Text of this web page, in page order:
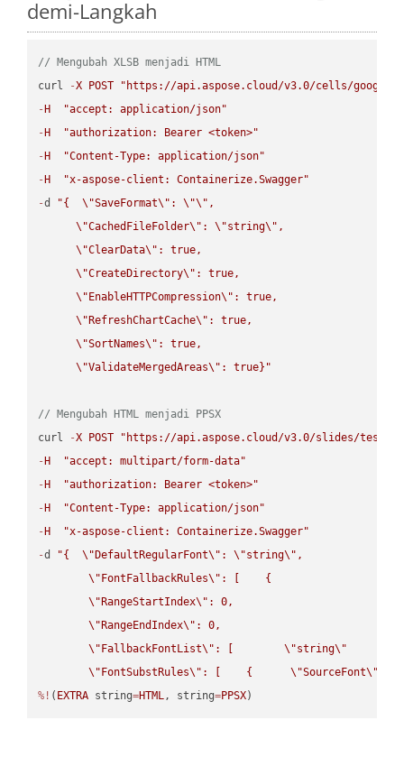
demi-Langkah
// Mengubah XLSB menjadi HTML
curl
-X POST
"https://api.aspose.cloud/v3.0/cells/
- H
"accept: application/json"
- H
"authorization: Bearer <token>"
- H
"Content-Type: application/json"
- H
"x-aspose-client: Containerize.Swagger"
-d "{ \"SaveFormat\" : \"\" ,
\"CachedFileFolder\" : \"string\" ,
\"ClearData\" : true,
\"CreateDirectory\" : true,
\" EnableHTTPCompression\" : true,
\" RefreshChartCache\" : true,
\"SortNames\" : true,
\"ValidateMergedAreas\" : true}"
// Mengubah HTML menjadi PPSX
curl
-X POST
"https://api.aspose.cloud/v3.0/slides/test-
- H
"accept: multipart/form-data"
- H
"authorization: Bearer <token>"
- H
"Content-Type: application/json"
- H
"x-aspose-client: Containerize.Swagger"
-d "{ \" DefaultRegularFont\" : \"string\" ,
\" FontFallbackRules\" : [    {
\" RangeStartIndex\" : 0,
\" RangeEndIndex\" : 0,
\" FallbackFontList\" : [ \"string\"
\" FontSubstRules\" : [    { \"SourceFont\"
%! ( EXTRA string=HTML, string=PPSX)